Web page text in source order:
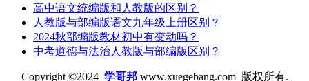
高中语文统编版和人教版的区别？
人教版与部编版语文九年级上册区别？
2024秋部编版教材初中有变动吗？
中考道德与法治人教版与部编版区别？
Copyright ©2024 学哥邦www.xuegebang.com 版权所有.